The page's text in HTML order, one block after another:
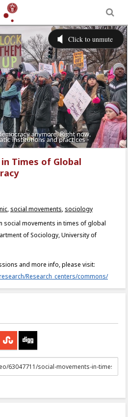
Times of Global
, social movements, sociology
social movements in times of global
of Sociology, University of
and more info, please visit:
Research_centers/commons/